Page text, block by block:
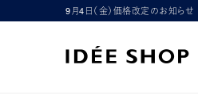
9月4日（金）価格改定のお知らせ